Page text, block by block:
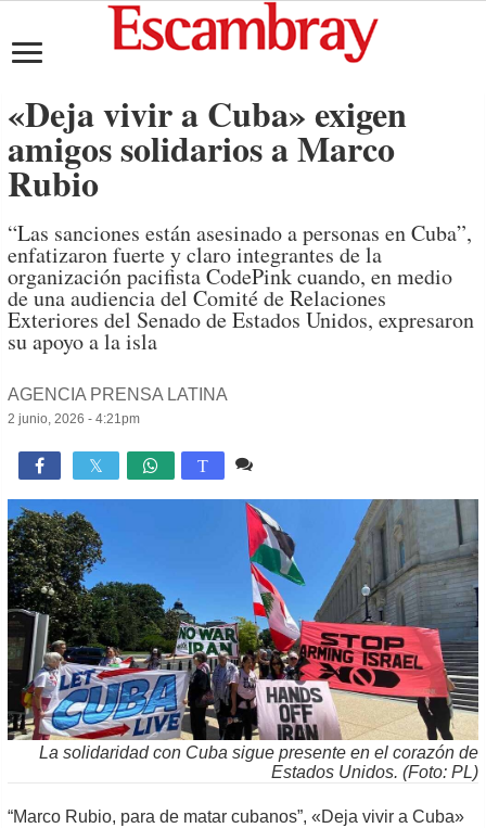
«Deja vivir a Cuba» exigen
amigos solidarios a Marco
Rubio
“Las sanciones están asesinado a personas en Cuba”,
enfatizaron fuerte y claro integrantes de la
organización pacifista CodePink cuando, en medio
de una audiencia del Comité de Relaciones
Exteriores del Senado de Estados Unidos, expresaron
su apoyo a la isla
AGENCIA PRENSA LATINA
2 junio, 2026 - 4:21pm
 T
La solidaridad con Cuba sigue presente en el corazón de
Estados Unidos. (Foto: PL)
“Marco Rubio, para de matar cubanos”, «Deja vivir a Cuba»